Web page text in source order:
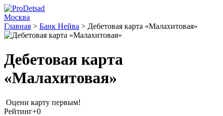
Москва
Главная > Банк Нейва > Дебетовая карта «Малахитовая»
Дебетовая карта
«Малахитовая»
Оцени карту первым!
Рейтинг+0